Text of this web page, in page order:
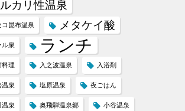
カリ性温泉
コ昆布温泉 メタケイ酸
ル泉 ランチ
料理 入之波温泉 入浴剤
温泉 塩原温泉 夜ごはん
温泉 奥飛騨温泉郷 小谷温泉